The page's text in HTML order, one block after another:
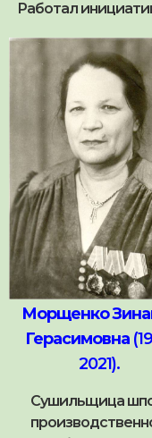
Работал
Морщенко
Герасимовна
2021).
Сушильщица